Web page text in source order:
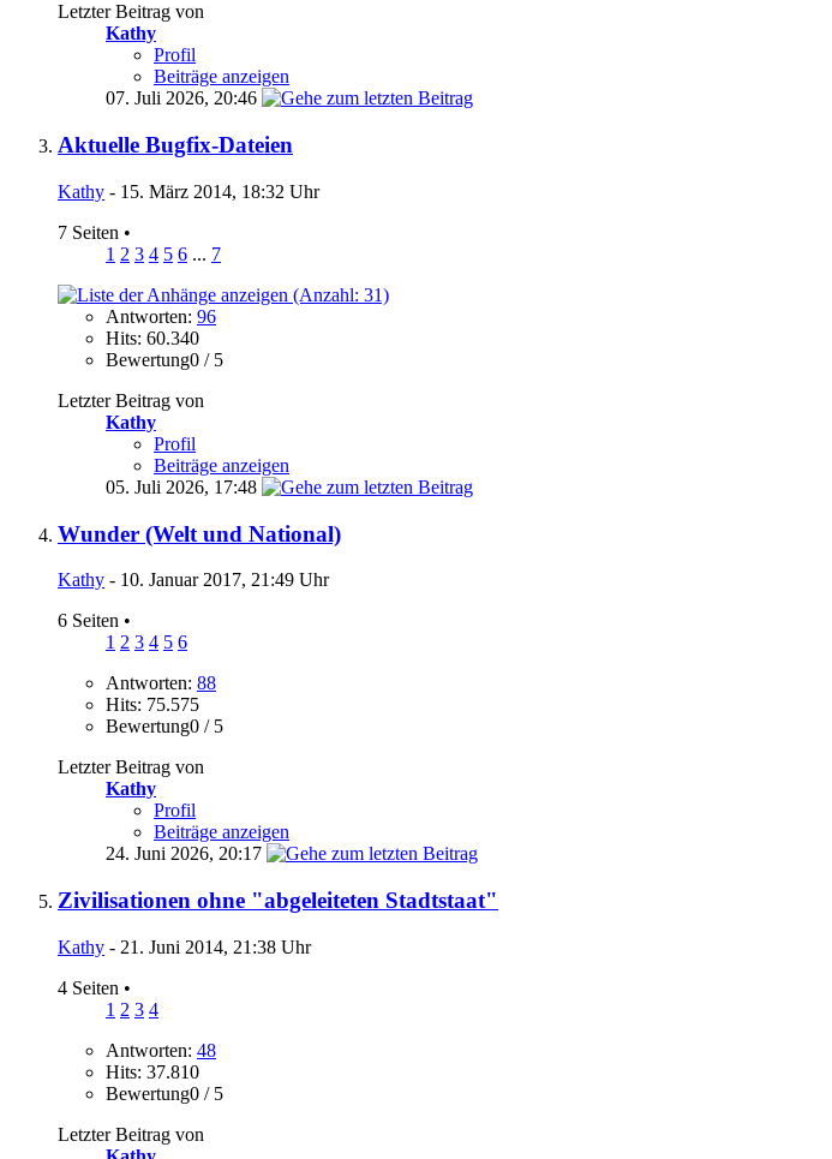
Letzter Beitrag von
Kathy
Profil
Beiträge anzeigen
07. Juli 2026, 20:46
Aktuelle Bugfix-Dateien
Kathy - 15. März 2014, 18:32 Uhr
7 Seiten •
1 2 3 4 5 6 ... 7
Antworten: 96
Hits: 60.340
Bewertung0 / 5
Letzter Beitrag von
Kathy
Profil
Beiträge anzeigen
05. Juli 2026, 17:48
Wunder (Welt und National)
Kathy - 10. Januar 2017, 21:49 Uhr
6 Seiten •
1 2 3 4 5 6
Antworten: 88
Hits: 75.575
Bewertung0 / 5
Letzter Beitrag von
Kathy
Profil
Beiträge anzeigen
24. Juni 2026, 20:17
Zivilisationen ohne "abgeleiteten Stadtstaat"
Kathy - 21. Juni 2014, 21:38 Uhr
4 Seiten •
1 2 3 4
Antworten: 48
Hits: 37.810
Bewertung0 / 5
Letzter Beitrag von